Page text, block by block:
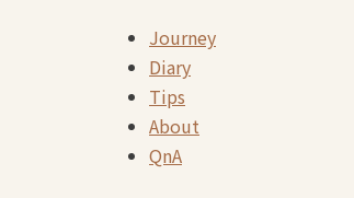
Journey
Diary
Tips
About
QnA